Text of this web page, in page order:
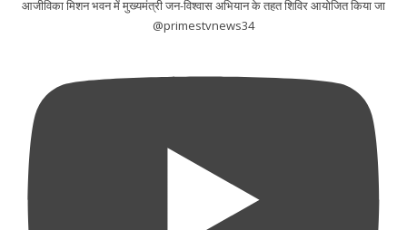
आजीविका मिशन भवन में मुख्यमंत्री जन-विश्वास अभियान के तहत शिविर आयोजित किया जा
@primestvnews34